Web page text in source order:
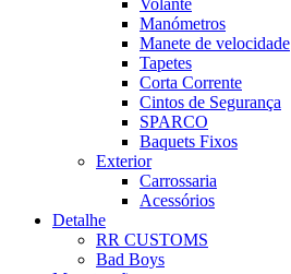
Volante
Manómetros
Manete de velocidade
Tapetes
Corta Corrente
Cintos de Segurança
SPARCO
Baquets Fixos
Exterior
Carrossaria
Acessórios
Detalhe
RR CUSTOMS
Bad Boys